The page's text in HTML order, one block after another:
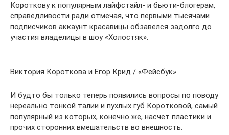
Короткову к популярным лайфстайл- и бьюти-блогерам,
справедливости ради отмечая, что первыми тысячами
подписчиков аккаунт красавицы обзавелся задолго до
участия владелицы в шоу «Холостяк».
Виктория Короткова и Егор Крид / «Фейсбук»
И будто бы только теперь появились вопросы по поводу
нереально тонкой талии и пухлых губ Коротковой, самый
популярный из которых, конечно же, насчет пластики и
прочих сторонних вмешательств во внешность.